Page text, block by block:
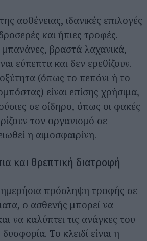
ασθένειας, ιδανικές επιλογές
και ήπιες τροφές.
μπανάνες, βραστά λαχανικά,
εύπεπτα και δεν ερεθίζουν.
(όπως το πεπόνι ή το
είναι επίσης χρήσιμα,
σε σίδηρο, όπως οι φακές
τον οργανισμό σε
η αιμοσφαιρίνη.
και θρεπτική διατροφή
πρόσληψη τροφής σε
ο ασθενής μπορεί να
να καλύπτει τις ανάγκες του
Το κλειδί είναι η